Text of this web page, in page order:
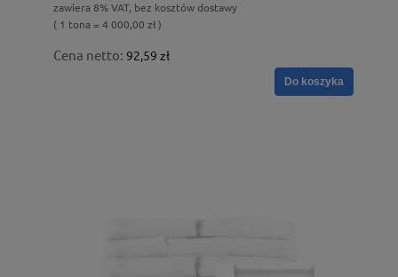
zawiera 8% VAT, bez kosztów dostawy
( 1 tona = 4 000,00 zł )
Cena netto: 92,59 zł
Do koszyka